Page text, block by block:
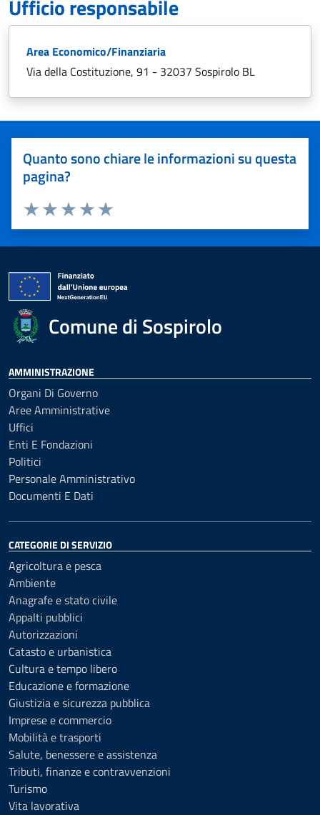
Ufficio responsabile
Area Economico/Finanziaria
Via della Costituzione, 91 - 32037 Sospirolo BL
Quanto sono chiare le informazioni su questa
pagina?
Valuta 5 stelle su 5
Valuta 4 stelle su 5
Valuta 3 stelle su 5
Valuta 2 stelle su 5
Valuta 1 stelle su 5
Comune di Sospirolo
AMMINISTRAZIONE
Organi Di Governo
Aree Amministrative
Uffici
Enti E Fondazioni
Politici
Personale Amministrativo
Documenti E Dati
CATEGORIE DI SERVIZIO
Agricoltura e pesca
Ambiente
Anagrafe e stato civile
Appalti pubblici
Autorizzazioni
Catasto e urbanistica
Cultura e tempo libero
Educazione e formazione
Giustizia e sicurezza pubblica
Imprese e commercio
Mobilità e trasporti
Salute, benessere e assistenza
Tributi, finanze e contravvenzioni
Turismo
Vita lavorativa